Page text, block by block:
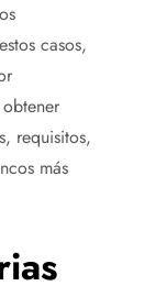
casos,
requisitos,
más